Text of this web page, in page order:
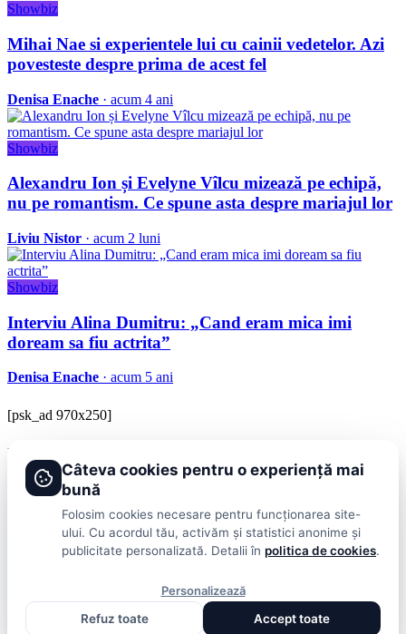
Showbiz
Mihai Nae si experientele lui cu cainii vedetelor. Azi
povesteste despre prima de acest fel
Denisa Enache · acum 4 ani
Showbiz
Alexandru Ion și Evelyne Vîlcu mizează pe echipă,
nu pe romantism. Ce spune asta despre mariajul lor
Liviu Nistor · acum 2 luni
Showbiz
Interviu Alina Dumitru: „Cand eram mica imi
doream sa fiu actrita”
Denisa Enache · acum 5 ani
[psk_ad 970x250]
BRAVOnet
Showbiz, vedete si tot ce misca in lumea mondena
ShowbizPublicitateLifestyleHealth & BeautyCasa si Gradina
Publicitate Politica De ConfidentialitateHomeTermeni și
Câteva cookies pentru o experiență mai
bună
Folosim cookies necesare pentru funcționarea site-
ului. Cu acordul tău, activăm și statistici anonime și
publicitate personalizată. Detalii în politica de cookies.
Personalizează
Refuz toate
Accept toate